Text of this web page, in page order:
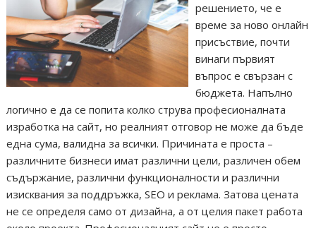
решението, че е
време за ново онлайн
присъствие, почти
винаги първият
въпрос е свързан с
бюджета. Напълно
логично е да се попита колко струва професионалната
изработка на сайт, но реалният отговор не може да бъде
една сума, валидна за всички. Причината е проста –
различните бизнеси имат различни цели, различен обем
съдържание, различни функционалности и различни
изисквания за поддръжка, SEO и реклама. Затова цената
не се определя само от дизайна, а от целия пакет работа